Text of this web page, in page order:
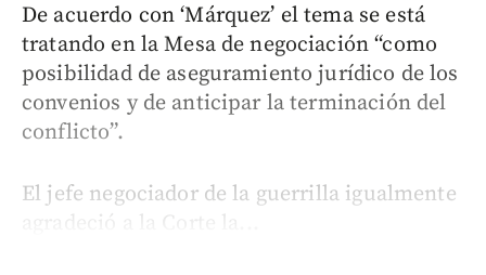
De acuerdo con ‘Márquez’ el tema se está
tratando en la Mesa de negociación “como
posibilidad de aseguramiento jurídico de los
convenios y de anticipar la terminación del
conflicto”.
El jefe negociador de la guerrilla igualmente
agradeció a la Corte la...